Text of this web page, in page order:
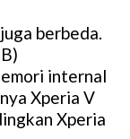
berbeda.
internal
Xperia V
Xperia